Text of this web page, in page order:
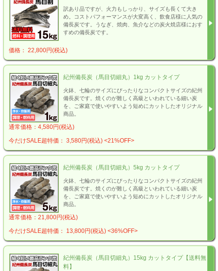
訳あり品ですが、火力もしっかり、サイズも長くて大き
め。コストパフォーマンスが大変高く、飲食店様に人気の
備長炭です。うなぎ、焼肉、魚介などの炭火焼店様におす
すめの備長炭です。
価格： 22,800円(税込)
紀州備長炭（馬目切細丸）1kg カットタイプ
火鉢、七輪のサイズにぴったりなコンパクトサイズの紀州
備長炭です。焼くのが難しく高級といわれている細い炭
を、ご家庭で使いやすいよう短めにカットしたオリジナル
商品。
通常価格：4,580円(税込)
今だけSALE超特価： 3,580円(税込) <21%OFF>
紀州備長炭（馬目切細丸）5kg カットタイプ
火鉢、七輪のサイズにぴったりなコンパクトサイズの紀州
備長炭です。焼くのが難しく高級といわれている細い炭
を、ご家庭で使いやすいよう短めにカットしたオリジナル
商品。
通常価格：21,800円(税込)
今だけSALE超特価： 13,800円(税込) <36%OFF>
紀州備長炭（馬目切細丸）15kg カットタイプ【送料無
料】